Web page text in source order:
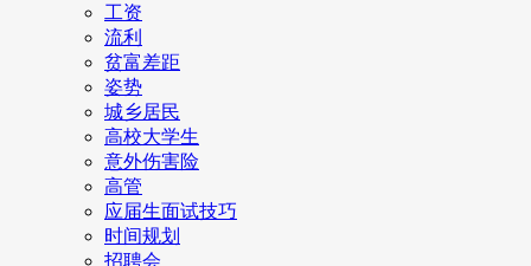
工资
流利
贫富差距
姿势
城乡居民
高校大学生
意外伤害险
高管
应届生面试技巧
时间规划
招聘会